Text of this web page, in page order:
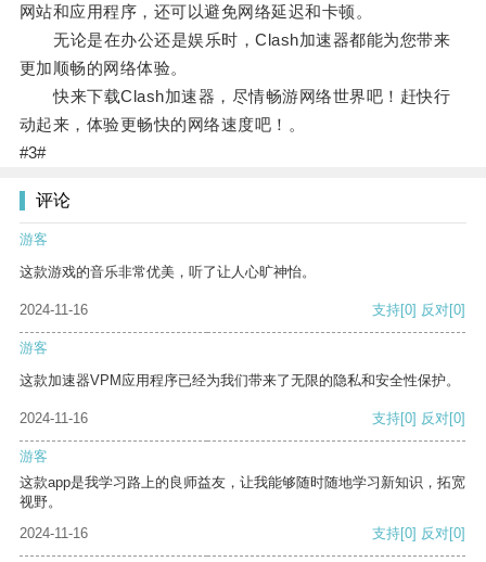
网站和应用程序，还可以避免网络延迟和卡顿。
无论是在办公还是娱乐时，Clash加速器都能为您带来
更加顺畅的网络体验。
快来下载Clash加速器，尽情畅游网络世界吧！赶快行
动起来，体验更畅快的网络速度吧！。
#3#
评论
游客
这款游戏的音乐非常优美，听了让人心旷神怡。
2024-11-16 支持[0] 反对[0]
游客
这款加速器VPM应用程序已经为我们带来了无限的隐私和安全性保护。
2024-11-16 支持[0] 反对[0]
游客
这款app是我学习路上的良师益友，让我能够随时随地学习新知识，拓宽
视野。
2024-11-16
支持[0] 反对[0]